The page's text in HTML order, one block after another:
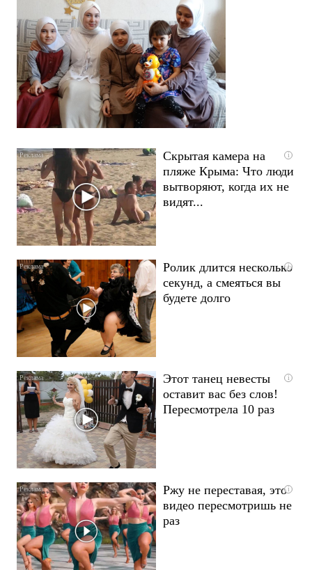
i
Скрытая камера на
пляже Крыма: Что люди
вытворяют, когда их не
видят...
i
Ролик длится несколько
секунд, а смеяться вы
будете долго
i
Этот танец невесты
оставит вас без слов!
Пересмотрела 10 раз
i
Ржу не переставая, это
видео пересмотришь не
раз